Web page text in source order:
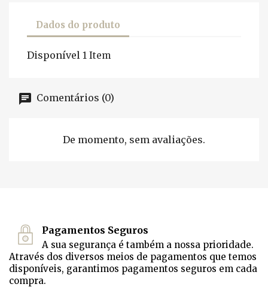
Dados do produto
Disponível 1 Item
Comentários (0)
De momento, sem avaliações.
Pagamentos Seguros
A sua segurança é também a nossa prioridade.
Através dos diversos meios de pagamentos que temos
disponíveis, garantimos pagamentos seguros em cada
compra.